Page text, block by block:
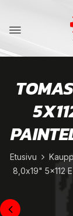
Etusivu
8,0x19" 5x112